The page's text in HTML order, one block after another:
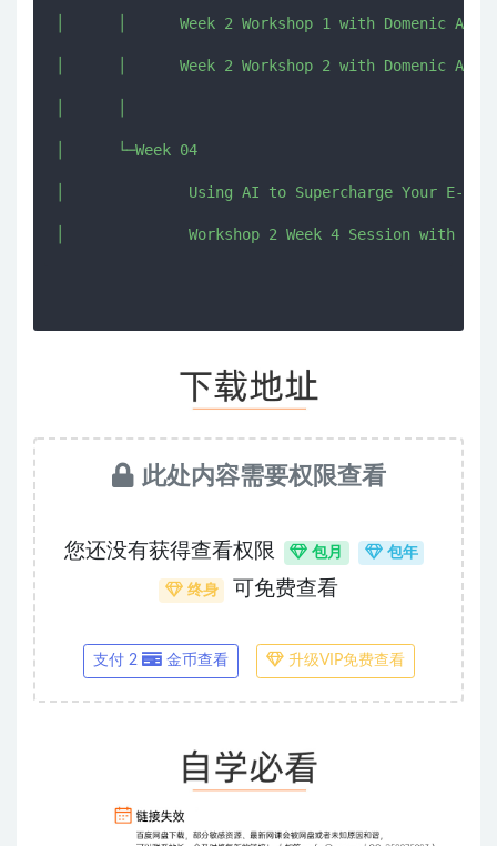
│      │      Week 2 Workshop 1 with Domenic
│      │      Week 2 Workshop 2 with Domenic
│      └─Week 04
│              Using AI to Supercharge Your E-
此处内容需要权限查看
您还没有获得查看权限 包月 包年
终身 可免费查看
支付 2 金币查看 升级VIP免费查看